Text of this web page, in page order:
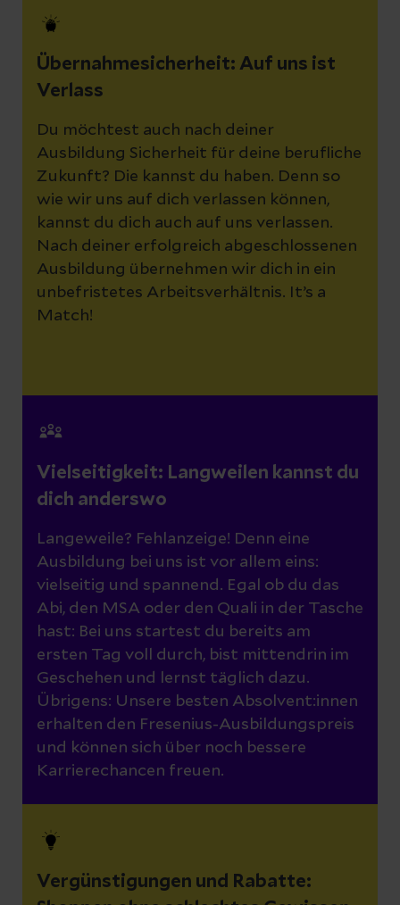
Übernahmesicherheit: Auf uns ist
Verlass
Du möchtest auch nach deiner
Ausbildung Sicherheit für deine berufliche
Zukunft? Die kannst du haben. Denn so
wie wir uns auf dich verlassen können,
kannst du dich auch auf uns verlassen.
Nach deiner erfolgreich abgeschlossenen
Ausbildung übernehmen wir dich in ein
unbefristetes Arbeitsverhältnis. It’s a
Match!
Vielseitigkeit: Langweilen kannst du
dich anderswo
Langeweile? Fehlanzeige! Denn eine
Ausbildung bei uns ist vor allem eins:
vielseitig und spannend. Egal ob du das
Abi, den MSA oder den Quali in der Tasche
hast: Bei uns startest du bereits am
ersten Tag voll durch, bist mittendrin im
Geschehen und lernst täglich dazu.
Übrigens: Unsere besten Absolvent:innen
erhalten den Fresenius-Ausbildungspreis
und können sich über noch bessere
Karrierechancen freuen.
Vergünstigungen und Rabatte: